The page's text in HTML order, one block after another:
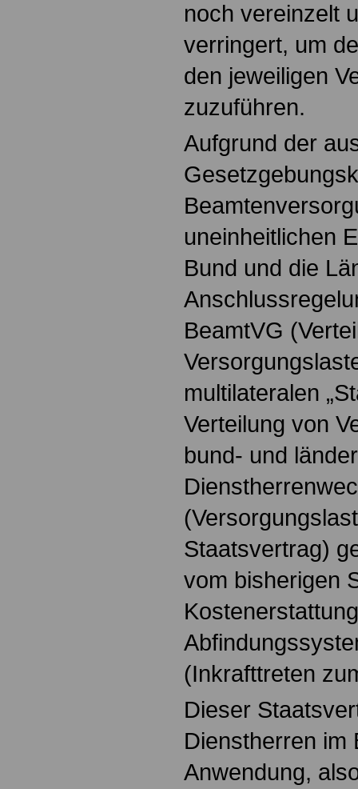
noch vereinzelt
verringert, um
den jeweiligen
zuzuführen.
Aufgrund der
uneinheitlichen
Bund und die
BeamtVG
multilateralen
Verteilung von
bund- und
Staatsvertrag)
vom bisherigen
(Inkrafttreten
Dieser
Dienstherren im
Anwendung,